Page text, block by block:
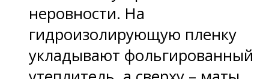
неровности. На
гидроизолирующую пленку
укладывают фольгированный